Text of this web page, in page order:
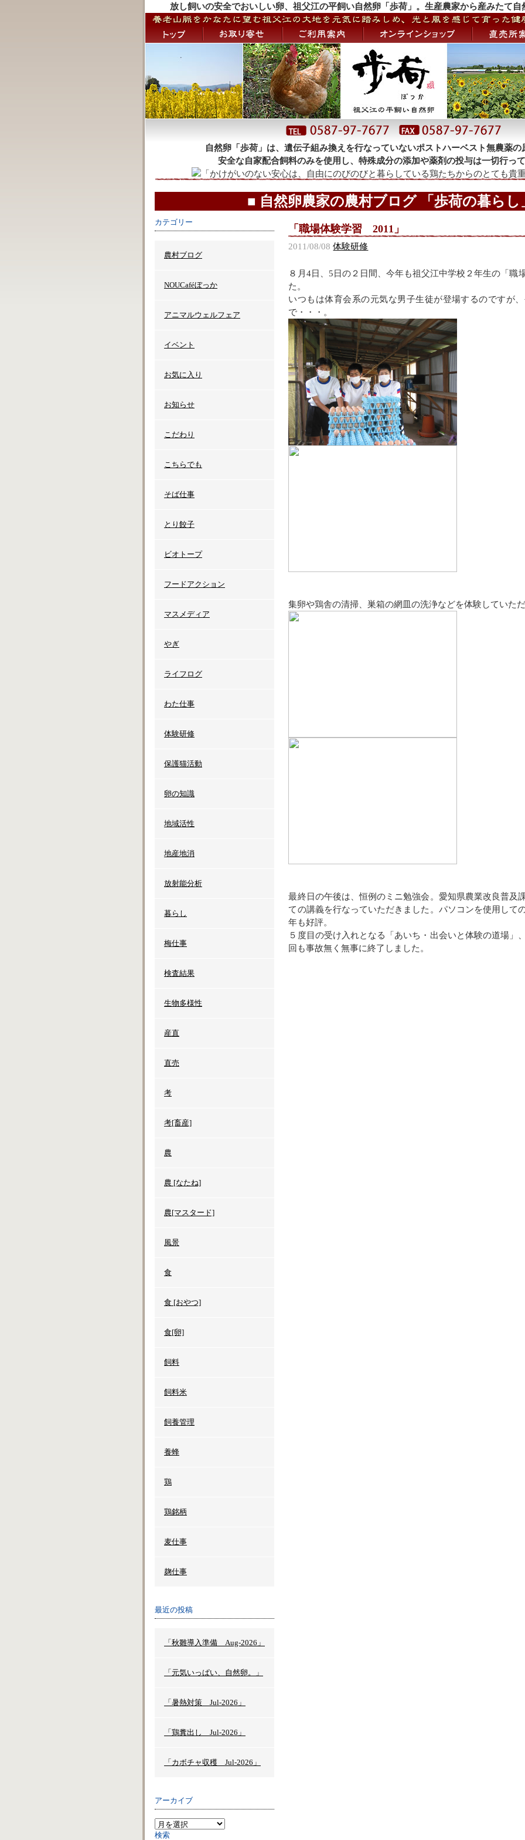
放し飼いの安全でおいしい卵、祖父江の平飼い自然卵「歩荷」。生産農家から産みたて自
自然卵「歩荷」は、遺伝子組み換えを行なっていないポストハーベスト無農薬の
安全な自家配合飼料のみを使用し、特殊成分の添加や薬剤の投与は一切行って
■ 自然卵農家の農村ブログ 「歩荷の暮らし
「職場体験学習 2011」
2011/08/08体験研修
８月4日、5日の２日間、今年も祖父江中学校２年生の「職
た。
いつもは体育会系の元気な男子生徒が登場するのですが
で・・・。
集卵や鶏舎の清掃、巣箱の網皿の洗浄などを体験していただ
最終日の午後は、恒例のミニ勉強会。愛知県農業改良普及
ての講義を行なっていただきました。パソコンを使用して
年も好評。
５度目の受け入れとなる「あいち・出会いと体験の道場」
回も事故無く無事に終了しました。
カテゴリー
農村ブログ
NOUCaféぼっか
アニマルウェルフェア
イベント
お気に入り
お知らせ
こだわり
こちらでも
そば仕事
とり餃子
ビオトープ
フードアクション
マスメディア
やぎ
ライフログ
わた仕事
体験研修
保護猫活動
卵の知識
地域活性
地産地消
放射能分析
暮らし
梅仕事
検査結果
生物多様性
産直
直売
考
考[畜産]
農
農 [なたね]
農[マスタード]
風景
食
食 [おやつ]
食[卵]
飼料
飼料米
飼養管理
養蜂
鶏
鶏銘柄
麦仕事
麹仕事
最近の投稿
「秋雛導入準備 Aug-2026」
「元気いっぱい、自然卵。」
「暑熱対策 Jul-2026」
「鶏糞出し Jul-2026」
「カボチャ収穫 Jul-2026」
アーカイブ
検索